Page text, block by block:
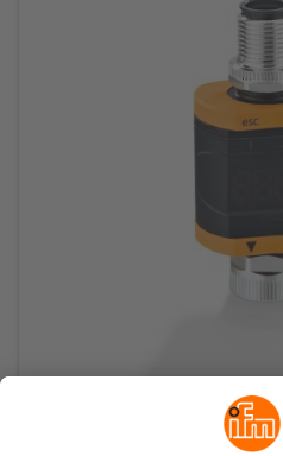
Prolongador de pulso